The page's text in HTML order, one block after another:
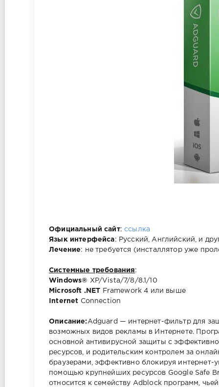
Официальный сайт:ссылка
Язык интерфейса: Русский, Английский, и
Лечение: не требуется (инсталлятор уже
Системные требования:
Windows® XP/Vista/7/8/8.1/10
Microsoft .NET Framework 4 или выше
Internet Connection
Описание:Adguard — интернет-фильтр для
возможных видов рекламы в Интернете.
основной антивирусной защиты с
ресурсов, и родительским контролем за
браузерами, эффективно блокируя интернет-
помощью крупнейших ресурсов Google Safe
относится к семейству Adblock программ,